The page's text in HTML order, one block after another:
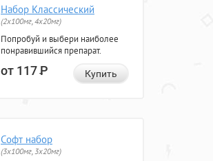
Набор Классический
(2x100мг, 4x20мг)
Попробуй и выбери наиболее
понравившийся препарат.
от 117Р Купить
Софт набор
(3x100мг, 3x20мг)